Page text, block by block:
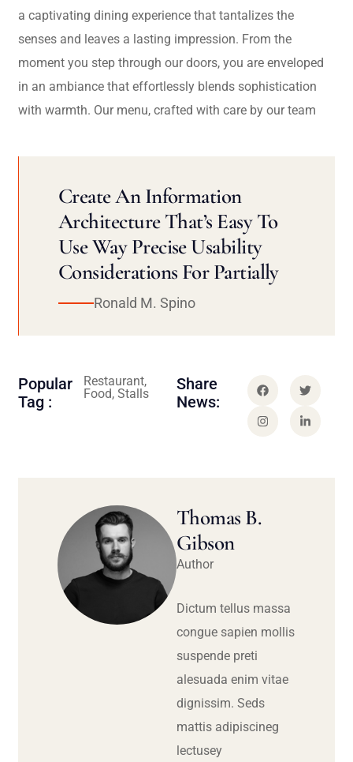
a captivating dining experience that tantalizes the
senses and leaves a lasting impression. From the
moment you step through our doors, you are enveloped
in an ambiance that effortlessly blends sophistication
with warmth. Our menu, crafted with care by our team
Create An Information
Architecture That’s Easy To
Use Way Precise Usability
Considerations For Partially
Ronald M. Spino
Popular
Tag :
Restaurant,
Food, Stalls
Share
News:
Thomas B.
Gibson
Author
Dictum tellus massa
congue sapien mollis
suspende preti
alesuada enim vitae
dignissim. Seds
mattis adipiscineg
lectusey